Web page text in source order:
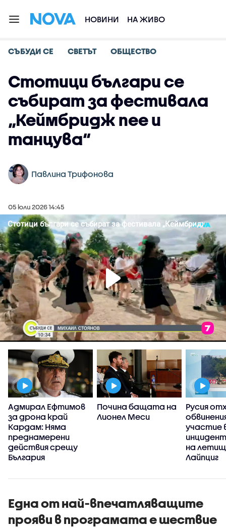
НОВИНИ НА ЖИВО
СЪБУДИ СЕ СВЕТЪТ ОБЩЕСТВО
Стотици българи се
събират за фестивала
„Кеймбридж пее и
танцува“
Павлина Трифонова
05 юли 2026 14:45
Адмирал Ефтимов
за дрона край
Кардам: Няма
преднамерени
действия срещу
България
Почина бащата на
Лионел Меси
Русия
участие
на
Лайпциг
Една от най-впечатляващите
прояви в програмата е шествие